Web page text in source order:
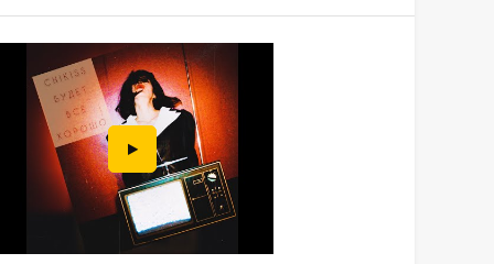
через постпанк, минимал-вейв,
и инновационной музыки. В её
как Dorit Chrysler, Jaakko
Economique (дуэт Video Salon),
Chikiss становится
Jaakko Eino Kalevi, Die Wilde Jagd,